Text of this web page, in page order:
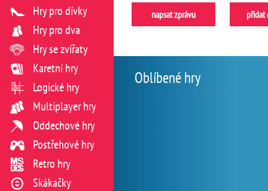
napsat zprávu přidat
Oblíbené hry
Hry pro dívky
Hry pro dva
Hry se zvířaty
Karetní hry
Logické hry
Multiplayer hry
Oddechové hry
Postřehové hry
Retro hry
Skákačky